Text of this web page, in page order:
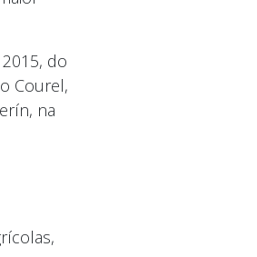
do
Courel,
na